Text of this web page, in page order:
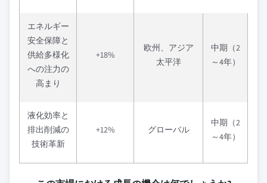
エネルギー
安全保障と
供給多様化
への注力の
高まり
+18%
欧州、アジア
太平洋
中期（2
～4年）
液化効率と
排出削減の
技術革新
+12% グローバル
中期（2
～4年）